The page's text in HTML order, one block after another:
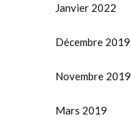
Janvier 2022
Décembre 2019
Novembre 2019
Mars 2019